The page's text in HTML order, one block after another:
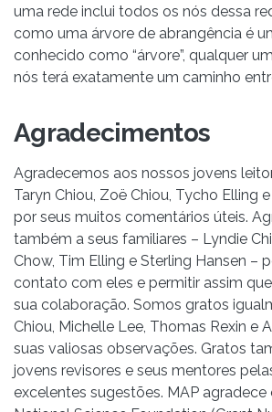
uma rede inclui todos os nós dessa
como uma árvore de abrangência é
conhecido como “árvore”, qualquer
nós terá exatamente um caminho
Agradecimentos
Agradecemos aos nossos jovens
Taryn Chiou, Zoë Chiou, Tycho Elling
por seus muitos comentários úteis.
também a seus familiares – Lyndie
Chow, Tim Elling e Sterling Hansen –
contato com eles e permitir assim
sua colaboração. Somos gratos
Chiou, Michelle Lee, Thomas Rexin e
suas valiosas observações. Gratos
jovens revisores e seus mentores
excelentes sugestões. MAP agradece